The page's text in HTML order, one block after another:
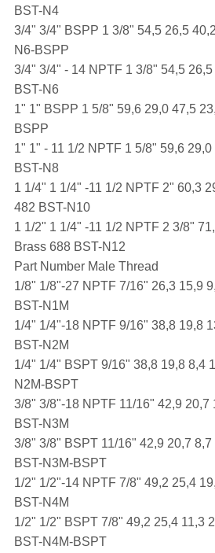
BST-N4
3/4" 3/4" BSPP 1 3/8" 54,5 26,5
N6-BSPP
3/4" 3/4" - 14 NPTF 1 3/8" 54,5
BST-N6
1" 1" BSPP 1 5/8" 59,6 29,0 47,5
BSPP
1" 1" - 11 1/2 NPTF 1 5/8" 59,6
BST-N8
1 1/4" 1 1/4" -11 1/2 NPTF 2" 60,3
482 BST-N10
1 1/2" 1 1/4" -11 1/2 NPTF 2 3/8"
Brass 688 BST-N12
Part Number Male Thread
1/8" 1/8"-27 NPTF 7/16" 26,3 15,9
BST-N1M
1/4" 1/4"-18 NPTF 9/16" 38,8 19,8
BST-N2M
1/4" 1/4" BSPT 9/16" 38,8 19,8 8,4
N2M-BSPT
3/8" 3/8"-18 NPTF 11/16" 42,9 20,7
BST-N3M
3/8" 3/8" BSPT 11/16" 42,9 20,7
BST-N3M-BSPT
1/2" 1/2"-14 NPTF 7/8" 49,2 25,4
BST-N4M
1/2" 1/2" BSPT 7/8" 49,2 25,4 11,3
BST-N4M-BSPT